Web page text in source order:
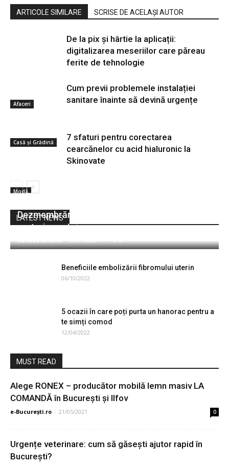
ARTICOLE SIMILARE SCRISE DE ACELAȘI AUTOR
Afaceri
De la pix şi hârtie la aplicații:
digitalizarea meseriilor care păreau
ferite de tehnologie
Casă și Grădină
Cum previi problemele instalației
sanitare înainte să devină urgențe
Modă
7 sfaturi pentru corectarea
cearcănelor cu acid hialuronic la
Skinovate
LATEST NEWS
Dezmembrări Dărmănești te așteaptă cu
prețuri avantajoase
Cenusa Andrei - 31/01/2020 0
Beneficiile embolizării fibromului uterin
06/10/2022
5 ocazii în care poți purta un hanorac pentru a
te simți comod
12/04/2022
MUST READ
Alege RONEX – producător mobilă lemn masiv LA
COMANDĂ în Bucureşti şi Ilfov
e-București.ro - 21/05/2021 0
Urgențe veterinare: cum să găsești ajutor rapid în
București?